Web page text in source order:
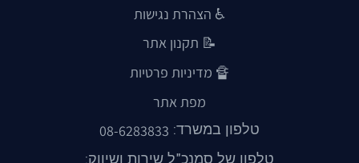
♿ הצהרת נגישות
📝 תקנון אתר
🔏 מדיניות פרטיות
מפת אתר
טלפון במשרד: 08-6283833